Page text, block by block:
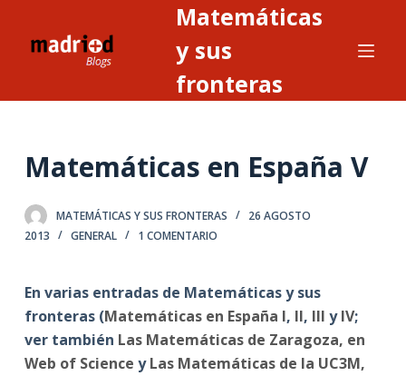
o
e
n
Matemáticas
y sus
fronteras
Matemáticas en España V
MATEMÁTICAS Y SUS FRONTERAS
26 AGOSTO
2013
GENERAL 1 COMENTARIO
En varias entradas de Matemáticas y sus
fronteras (Matemáticas en España I, II, III yIV;
ver también Las Matemáticas de Zaragoza, en
Web of Science yLas Matemáticas de la UC3M,